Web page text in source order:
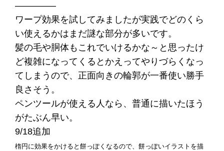
————–
ワープ効果を試してみましたが実践でどのくら
い使えるかはまだ謎な部分が多いです。
髪の毛や胴体もこれでいけるかな～と思ったけ
ど複雑になってくるとかえってやりづらくなっ
てしまうので、正面向きの輪郭が一番使い勝手
良さそう。
ペンツールが使える人なら、普通に描いたほう
がたぶん早い。
9/18追加
楕円に効果をかけると餅っぽくなるので、餅っぽいイラストを描